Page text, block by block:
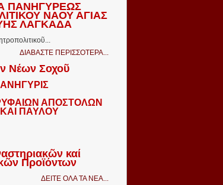
ΠΑΝΗΓΥΡΕΩΣ
ΝΑΟΥ ΑΓΙΑΣ
ΛΑΓΚΑΔΑ
ΔΙΑΒΑΣΤΕ ΠΕΡΙΣΣΟΤΕΡΑ...
Νέων Σοχοῦ
ΑΠΟΣΤΟΛΩΝ
ΠΑΥΛΟΥ
καί
Προϊόντων
ΔΕΙΤΕ ΟΛΑ ΤΑ ΝΕΑ...